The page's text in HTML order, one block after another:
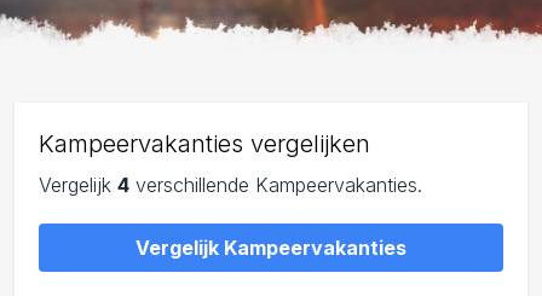
Kampeervakanties vergelijken
Vergelijk 4 verschillende Kampeervakanties.
Vergelijk Kampeervakanties